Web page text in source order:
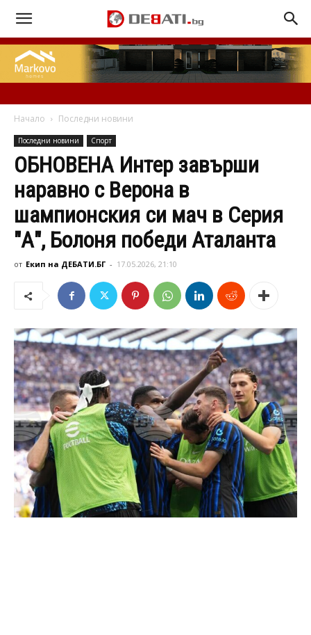
Начало Последни новини
Последни новини Спорт
ОБНОВЕНА Интер завърши
наравно с Верона в
шампионския си мач в Серия
"А", Болоня победи Аталанта
от Екип на ДЕБАТИ.БГ - 17.05.2026, 21:10